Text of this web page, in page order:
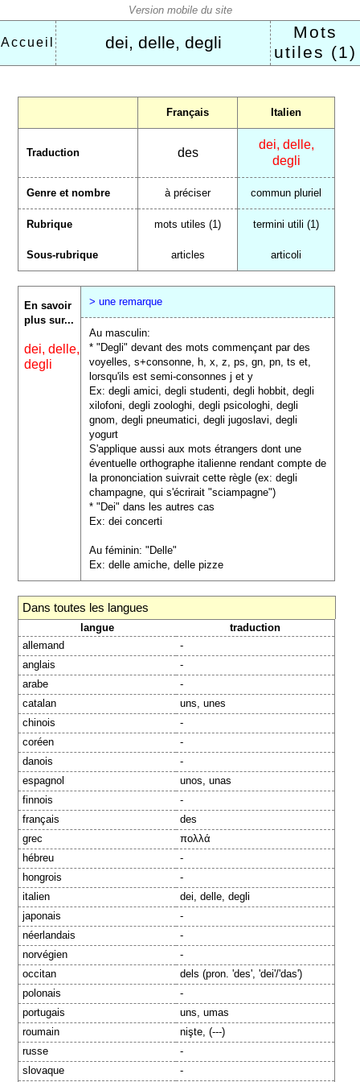
Accueil dei, delle, degli
Mots
utiles (1)
Français Italien
Traduction des
dei, delle,
degli
Genre et nombre à préciser commun pluriel
Rubrique mots utiles (1) termini utili (1)
Sous-rubrique articles articoli
En savoir
plus sur...
dei, delle,
degli
> une remarque
Au masculin:
* "Degli" devant des mots commençant par des
voyelles, s+consonne, h, x, z, ps, gn, pn, ts et,
lorsqu'ils est semi-consonnes j et y
Ex: degli amici, degli studenti, degli hobbit, degli
xilofoni, degli zoologhi, degli psicologhi, degli
gnom, degli pneumatici, degli jugoslavi, degli
yogurt
S'applique aussi aux mots étrangers dont une
éventuelle orthographe italienne rendant compte de
la prononciation suivrait cette règle (ex: degli
champagne, qui s'écrirait "sciampagne")
* "Dei" dans les autres cas
Ex: dei concerti
Au féminin: "Delle"
Ex: delle amiche, delle pizze
Dans toutes les langues
langue
traduction
allemand
-
anglais
-
arabe
-
catalan
uns, unes
chinois
-
coréen
-
danois
-
espagnol
unos, unas
finnois
-
français
des
grec
πολλά
hébreu
-
hongrois
-
italien
dei, delle, degli
japonais
-
néerlandais
-
norvégien
-
occitan
dels (pron. 'des', 'dei'/'das')
polonais
-
portugais
uns, umas
roumain
nişte, (---)
russe
-
slovaque
-